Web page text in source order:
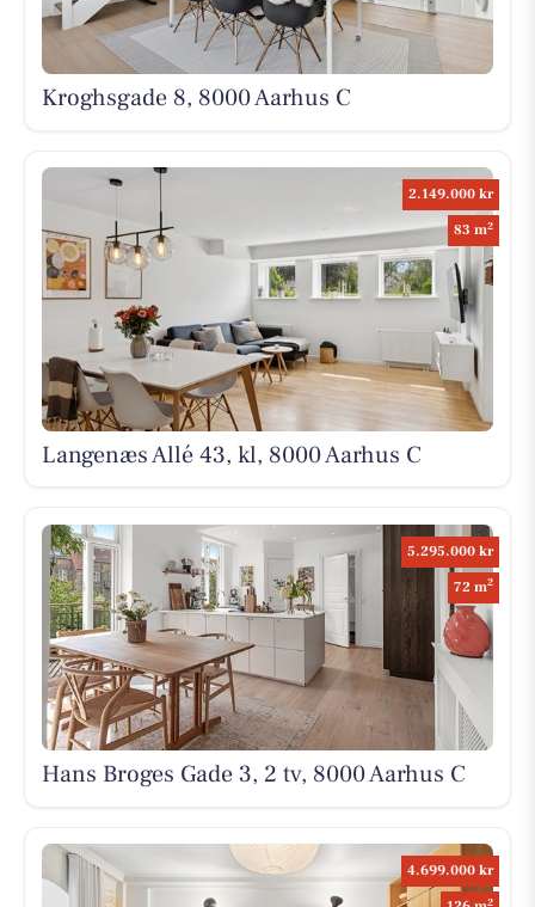
Kroghsgade 8, 8000 Aarhus C
2.149.000 kr
83 m2
Langenæs Allé 43, kl, 8000 Aarhus C
5.295.000 kr
72 m2
Hans Broges Gade 3, 2 tv, 8000 Aarhus C
4.699.000 kr
2